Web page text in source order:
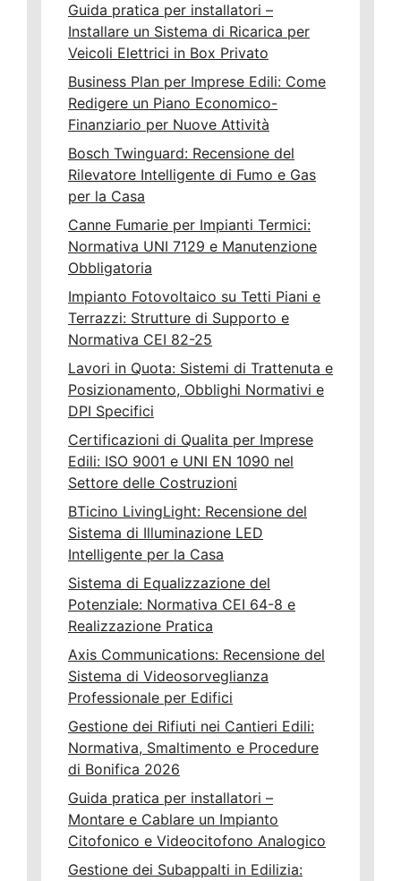
Guida pratica per installatori –
Installare un Sistema di Ricarica per
Veicoli Elettrici in Box Privato
Business Plan per Imprese Edili: Come
Redigere un Piano Economico-
Finanziario per Nuove Attività
Bosch Twinguard: Recensione del
Rilevatore Intelligente di Fumo e Gas
per la Casa
Canne Fumarie per Impianti Termici:
Normativa UNI 7129 e Manutenzione
Obbligatoria
Impianto Fotovoltaico su Tetti Piani e
Terrazzi: Strutture di Supporto e
Normativa CEI 82-25
Lavori in Quota: Sistemi di Trattenuta e
Posizionamento, Obblighi Normativi e
DPI Specifici
Certificazioni di Qualita per Imprese
Edili: ISO 9001 e UNI EN 1090 nel
Settore delle Costruzioni
BTicino LivingLight: Recensione del
Sistema di Illuminazione LED
Intelligente per la Casa
Sistema di Equalizzazione del
Potenziale: Normativa CEI 64-8 e
Realizzazione Pratica
Axis Communications: Recensione del
Sistema di Videosorveglianza
Professionale per Edifici
Gestione dei Rifiuti nei Cantieri Edili:
Normativa, Smaltimento e Procedure
di Bonifica 2026
Guida pratica per installatori –
Montare e Cablare un Impianto
Citofonico e Videocitofono Analogico
Gestione dei Subappalti in Edilizia: